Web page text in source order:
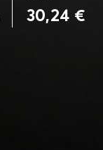
30,24 €